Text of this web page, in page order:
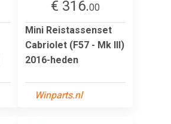
€ 316.00
Mini Reistassenset
Cabriolet (F57 - Mk III)
2016-heden
Winparts.nl